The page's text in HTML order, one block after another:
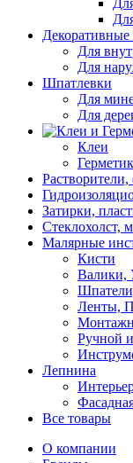
Для
Для
Шпатлевки
Для
Для
Клеи
Растворители,
Затирки,
Стеклохолст,
Малярные
Кисти
Валики,
Ленты,
Ручной
Лепнина
Все товары
О компании